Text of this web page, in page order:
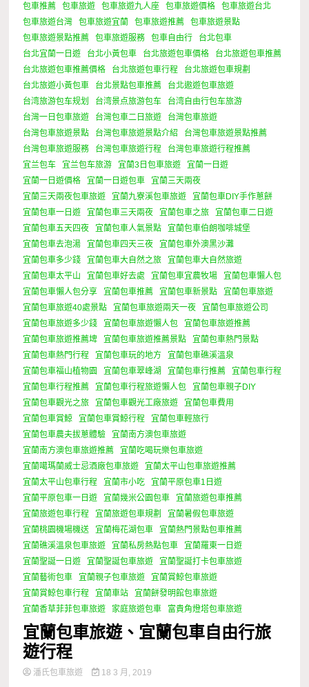
包車推薦
包車旅遊 包車旅遊九人座 包車旅遊價格
包車旅遊台北
包車旅遊台灣
包車旅遊宜蘭 包車旅遊推薦
包車旅遊景點
包車旅遊景點推薦
包車旅遊服務 包車自由行
台北包車
台北宜蘭一日遊
台北小黃包車 台北旅遊包車價格
台北旅遊包車推薦
台北旅遊包車推薦價格
台北旅遊包車行程
台北旅遊包車規劃
台北旅遊小黃包車
台北景點包車推薦
台北遨遊包車旅遊
台湾旅游包车规划
台湾景点旅游包车
台湾自由行包车旅游
台灣一日包車旅遊
台灣包車二日旅遊
台灣包車旅遊
台灣包車旅遊景點
台灣包車旅遊景點介紹
台灣包車旅遊景點推薦
台灣包車旅遊服務
台灣包車旅遊行程
台灣包車旅遊行程推薦
宜兰包车
宜兰包车旅游 宜蘭3日包車旅遊
宜蘭一日遊
宜蘭一日遊價格
宜蘭一日遊包車
宜蘭三天兩夜
宜蘭三天兩夜包車旅遊
宜蘭九寮溪包車旅遊
宜蘭包車DIY手作蔥餅
宜蘭包車一日遊
宜蘭包車三天兩夜 宜蘭包車之旅
宜蘭包車二日遊
宜蘭包車五天四夜
宜蘭包車人氣景點
宜蘭包車伯朗咖啡城堡
宜蘭包車去泡湯
宜蘭包車四天三夜
宜蘭包車外澳黑沙灘
宜蘭包車多少錢
宜蘭包車大自然之旅
宜蘭包車大自然旅遊
宜蘭包車太平山
宜蘭包車好去處 宜蘭包車宜農牧場
宜蘭包車懶人包
宜蘭包車懶人包分享
宜蘭包車推薦 宜蘭包車新景點
宜蘭包車旅遊
宜蘭包車旅遊40處景點
宜蘭包車旅遊兩天一夜
宜蘭包車旅遊公司
宜蘭包車旅遊多少錢
宜蘭包車旅遊懶人包
宜蘭包車旅遊推薦
宜蘭包車旅遊推薦埤
宜蘭包車旅遊推薦景點
宜蘭包車熱門景點
宜蘭包車熱門行程
宜蘭包車玩的地方
宜蘭包車礁溪溫泉
宜蘭包車福山植物園
宜蘭包車翠峰湖 宜蘭包車行推薦
宜蘭包車行程
宜蘭包車行程推薦
宜蘭包車行程旅遊懶人包
宜蘭包車親子DIY
宜蘭包車觀光之旅
宜蘭包車觀光工廠旅遊
宜蘭包車費用
宜蘭包車賞鯨
宜蘭包車賞鯨行程
宜蘭包車輕旅行
宜蘭包車農夫拔蔥體驗
宜蘭南方澳包車旅遊
宜蘭南方澳包車旅遊推薦
宜蘭吃喝玩樂包車旅遊
宜蘭噶瑪蘭威士忌酒廠包車旅遊
宜蘭太平山包車旅遊推薦
宜蘭太平山包車行程
宜蘭市小吃
宜蘭平原包車1日遊
宜蘭平原包車一日遊
宜蘭幾米公園包車
宜蘭旅遊包車推薦
宜蘭旅遊包車行程
宜蘭旅遊包車規劃
宜蘭暑假包車旅遊
宜蘭桃園機場機送
宜蘭梅花湖包車
宜蘭熱門景點包車推薦
宜蘭礁溪溫泉包車旅遊
宜蘭私房熱點包車
宜蘭羅東一日遊
宜蘭聖誕一日遊
宜蘭聖誕包車旅遊
宜蘭聖誕打卡包車旅遊
宜蘭藝術包車
宜蘭親子包車旅遊
宜蘭賞鯨包車旅遊
宜蘭賞鯨包車行程
宜蘭車站
宜蘭餅發明館包車旅遊
宜蘭香草菲菲包車旅遊
家庭旅遊包車 富貴角燈塔包車旅遊
宜蘭包車旅遊、宜蘭包車自由行旅
遊行程
潘氏包車旅遊 18 3 月, 2019